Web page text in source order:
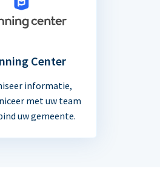
Center
informatie,
met uw team
uw gemeente.